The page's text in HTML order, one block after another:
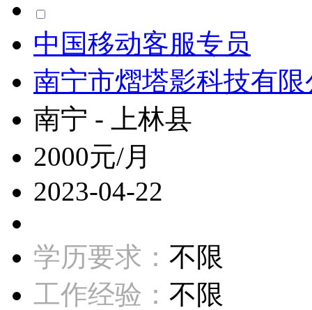
中国移动客服专员
南宁市熠塔影科技有限
南宁 - 上林县
2000元/月
2023-04-22
学历要求： 不限
工作经验： 不限